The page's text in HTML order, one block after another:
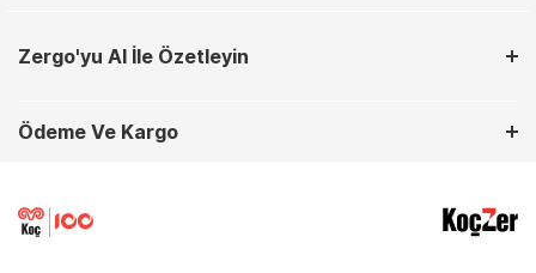
Zergo'yu AI İle Özetleyin
Ödeme Ve Kargo